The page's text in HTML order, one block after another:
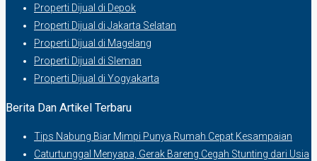
Properti Dijual di Depok
Properti Dijual di Jakarta Selatan
Properti Dijual di Magelang
Properti Dijual di Sleman
Properti Dijual di Yogyakarta
Berita Dan Artikel Terbaru
Tips Nabung Biar Mimpi Punya Rumah Cepat Kesampaian
Caturtunggal Menyapa, Gerak Bareng Cegah Stunting dari Usia